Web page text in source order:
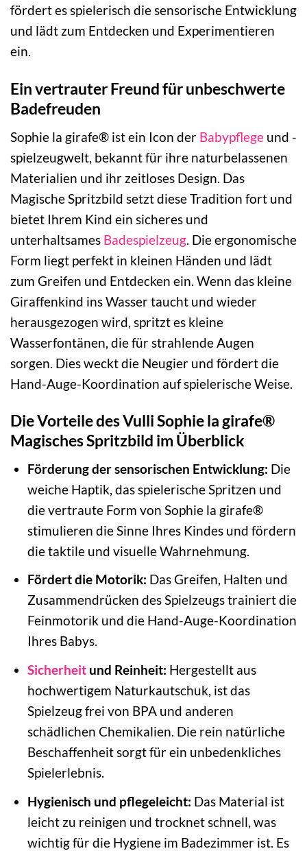
fördert es spielerisch die sensorische Entwicklung
und lädt zum Entdecken und Experimentieren
ein.
Ein vertrauter Freund für unbeschwerte
Badefreuden
Sophie la girafe® ist ein Icon der Babypflege und -
spielzeugwelt, bekannt für ihre naturbelassenen
Materialien und ihr zeitloses Design. Das
Magische Spritzbild setzt diese Tradition fort und
bietet Ihrem Kind ein sicheres und
unterhaltsames Badespielzeug . Die ergonomische
Form liegt perfekt in kleinen Händen und lädt
zum Greifen und Entdecken ein. Wenn das kleine
Giraffenkind ins Wasser taucht und wieder
herausgezogen wird, spritzt es kleine
Wasserfontänen, die für strahlende Augen
sorgen. Dies weckt die Neugier und fördert die
Hand-Auge-Koordination auf spielerische Weise.
Die Vorteile des Vulli Sophie la girafe®
Magisches Spritzbild im Überblick
Förderung der sensorischen Entwicklung: Die
weiche Haptik, das spielerische Spritzen und
die vertraute Form von Sophie la girafe®
stimulieren die Sinne Ihres Kindes und fördern
die taktile und visuelle Wahrnehmung.
Fördert die Motorik: Das Greifen, Halten und
Zusammendrücken des Spielzeugs trainiert die
Feinmotorik und die Hand-Auge-Koordination
Ihres Babys.
Sicherheitund Reinheit: Hergestellt aus
hochwertigem Naturkautschuk, ist das
Spielzeug frei von BPA und anderen
schädlichen Chemikalien. Die rein natürliche
Beschaffenheit sorgt für ein unbedenkliches
Spielerlebnis.
Hygienisch und pflegeleicht: Das Material ist
leicht zu reinigen und trocknet schnell, was
wichtig für die Hygiene im Badezimmer ist. Es